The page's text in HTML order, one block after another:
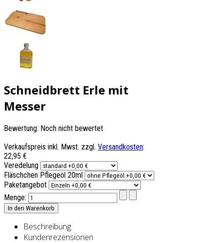
Schneidbrett Erle mit
Messer
Bewertung: Noch nicht bewertet
Verkaufspreis inkl. Mwst. zzgl. Versandkosten:
22,95 €
Veredelung
Fläschchen Pflegeöl 20ml
Paketangebot
Menge:
Beschreibung
Kundenrezensionen